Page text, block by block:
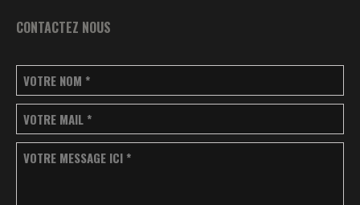
CONTACTEZ NOUS
VOTRE NOM *
VOTRE MAIL *
VOTRE MESSAGE ICI *